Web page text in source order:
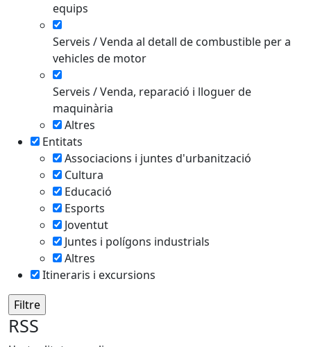
equips
Serveis / Venda al detall de combustible per a
vehicles de motor
Serveis / Venda, reparació i lloguer de
maquinària
Altres
Entitats
Associacions i juntes d'urbanització
Cultura
Educació
Esports
Joventut
Juntes i polígons industrials
Altres
Itineraris i excursions
RSS